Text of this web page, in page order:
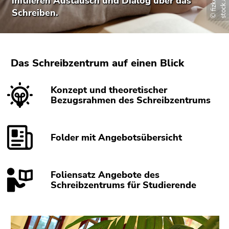
Sie diesen
Inhalt
1)
Zur
Positionsanzeige
(Zugriffstaste
2)
Zur
(Zugriffstaste
3)
(Zugriffstaste
Schreiben.
Das Schreibzentrum auf einen Blick
Konzept und theoretischer
Bezugsrahmen des Schreibzentrums
Folder mit Angebotsübersicht
Foliensatz Angebote des
Schreibzentrums für Studierende